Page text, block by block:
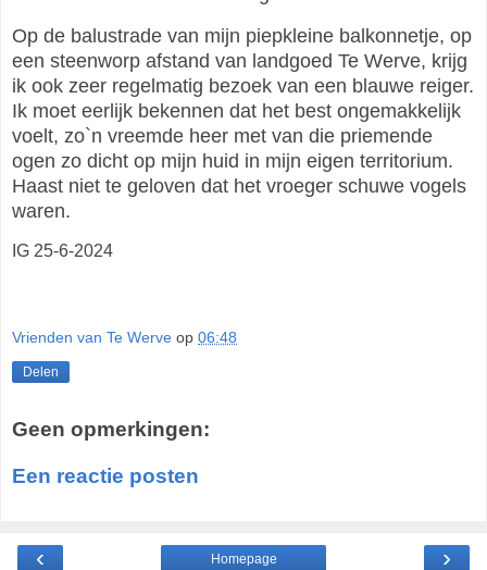
Op de balustrade van mijn piepkleine balkonnetje, op
een steenworp afstand van landgoed Te Werve, krijg
ik ook zeer regelmatig bezoek van een blauwe reiger.
Ik moet eerlijk bekennen dat het best ongemakkelijk
voelt, zo`n vreemde heer met van die priemende
ogen zo dicht op mijn huid in mijn eigen territorium.
Haast niet te geloven dat het vroeger schuwe vogels
waren.
IG 25-6-2024
Vrienden van Te Werve op 06:48
Delen
Geen opmerkingen:
Een reactie posten
‹ ›
Homepage